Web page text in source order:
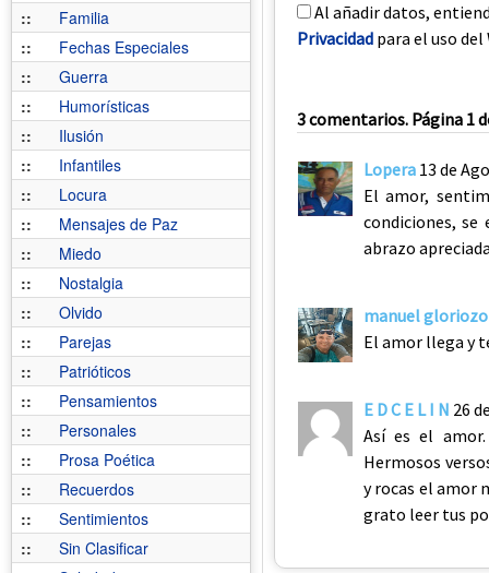
::
Familia
::
Fechas Especiales
::
Guerra
::
Humorísticas
::
Ilusión
::
Infantiles
::
Locura
::
Mensajes de Paz
::
Miedo
::
Nostalgia
::
Olvido
::
Parejas
::
Patrióticos
::
Pensamientos
::
Personales
::
Prosa Poética
::
Recuerdos
::
Sentimientos
::
Sin Clasificar
Al añadir datos,
Privacidad para el uso del
3 comentarios. Página 1
Lopera 13 de
El amor,
condiciones,
abrazo
manuel
El amor llega y
E D C E L I N 26
Así es el
Hermosos
y rocas el amor
grato leer tus